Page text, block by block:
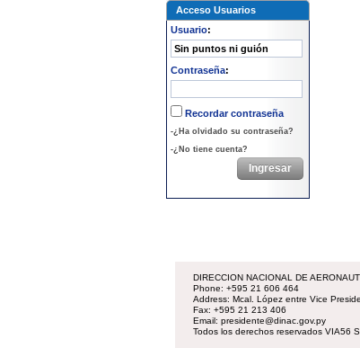
Acceso Usuarios
Usuario:
Contraseña:
Recordar contraseña
-¿Ha olvidado su contraseña?
-¿No tiene cuenta?
DIRECCION NACIONAL DE
Phone: +595 21 606 464
Address: Mcal. López entre Vice
Fax: +595 21 213 406
Email: presidente@dinac.gov.py
Todos los derechos reservados VIA56